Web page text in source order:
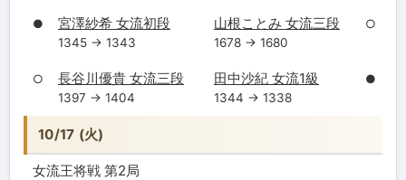
● 宮澤紗希 女流初段
1345 → 1343
山根ことみ 女流三段
1678 → 1680
○
○ 長谷川優貴 女流三段
1397 → 1404
田中沙紀 女流1級
1344 → 1338
●
10/17 (火)
女流王将戦 第2局